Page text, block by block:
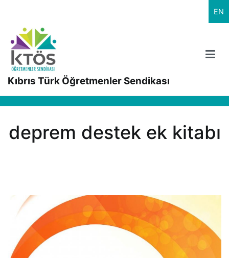
EN
Kıbrıs Türk Öğretmenler Sendikası
deprem destek ek kitabı